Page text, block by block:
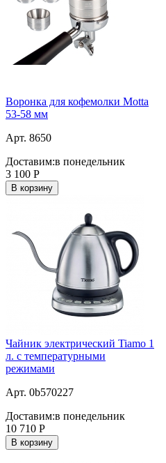
Воронка для кофемолки Motta
53-58 мм
Арт. 8650
Доставим:в понедельник
3 100 Р
В корзину
Чайник электрический Tiamo 1
л. c температурными
режимами
Арт. 0b570227
Доставим:в понедельник
10 710 Р
В корзину